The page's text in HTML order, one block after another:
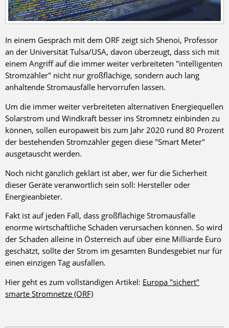
In einem Gespräch mit dem ORF zeigt sich Shenoi, Professor
an der Universität Tulsa/USA, davon überzeugt, dass sich mit
einem Angriff auf die immer weiter verbreiteten "intelligenten
Stromzähler" nicht nur großflächige, sondern auch lang
anhaltende Stromausfälle hervorrufen lassen.
Um die immer weiter verbreiteten alternativen Energiequellen
Solarstrom und Windkraft besser ins Stromnetz einbinden zu
können, sollen europaweit bis zum Jahr 2020 rund 80 Prozent
der bestehenden Stromzähler gegen diese "Smart Meter"
ausgetauscht werden.
Noch nicht gänzlich geklärt ist aber, wer für die Sicherheit
dieser Geräte veranwortlich sein soll: Hersteller oder
Energieanbieter.
Fakt ist auf jeden Fall, dass großflächige Stromausfälle
enorme wirtschaftliche Schäden verursachen können. So wird
der Schaden alleine in Österreich auf über eine Milliarde Euro
geschätzt, sollte der Strom im gesamten Bundesgebiet nur für
einen einzigen Tag ausfallen.
Hier geht es zum vollständigen Artikel: Europa "sichert"
smarte Stromnetze (ORF)